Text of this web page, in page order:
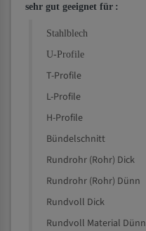
sehr gut geeignet für :
Stahlblech
U-Profile
T-Profile
L-Profile
H-Profile
Bündelschnitt
Rundrohr (Rohr) Dick
Rundrohr (Rohr) Dünn
Rundvoll Dick
Rundvoll Material Dünn